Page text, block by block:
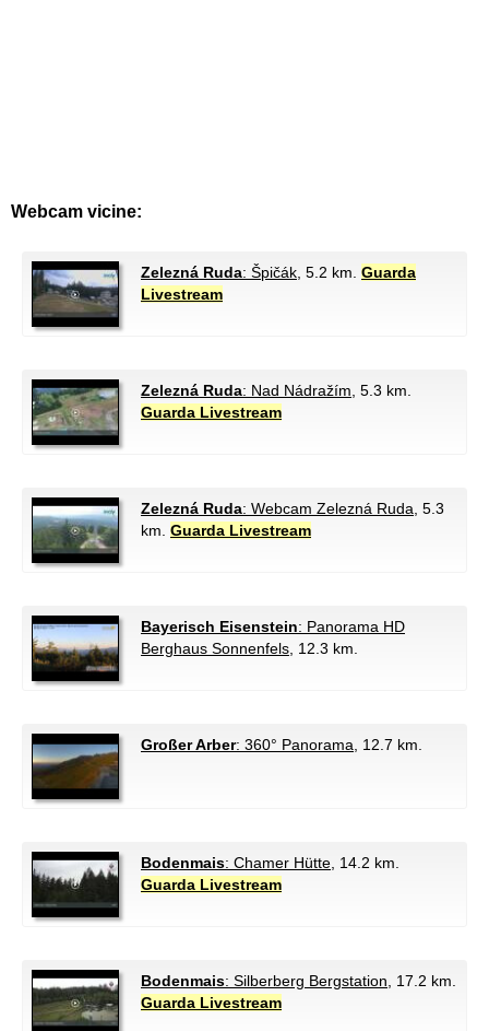
Webcam vicine:
Zelezná Ruda: Špičák , 5.2 km. Guarda
Livestream
Zelezná Ruda: Nad Nádražím , 5.3 km.
Guarda Livestream
Zelezná Ruda: Webcam Zelezná Ruda , 5.3
km. Guarda Livestream
Bayerisch Eisenstein: Panorama HD
Berghaus Sonnenfels , 12.3 km.
Großer Arber: 360° Panorama , 12.7 km.
Bodenmais: Chamer Hütte , 14.2 km.
Guarda Livestream
Bodenmais: Silberberg Bergstation , 17.2 km.
Guarda Livestream